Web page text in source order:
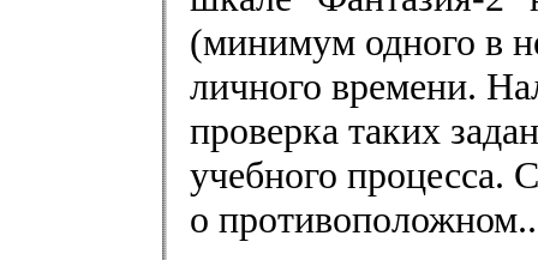
(минимум одного в
личного времени.
проверка таких
учебного процесса.
о